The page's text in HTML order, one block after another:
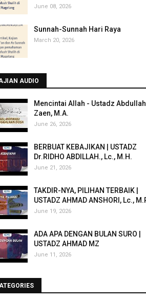
June 08, 2026
Sunnah-Sunnah Hari Raya
March 20, 2026
AUDIO
Mencintai Allah - Ustadz Abdullah
Zaen, M.A.
June 26, 2026
BERBUAT KEBAJIKAN | USTADZ
Dr.RIDHO ABDILLAH., Lc., M.H.
June 21, 2026
TAKDIR-NYA, PILIHAN TERBAIK |
USTADZ AHMAD ANSHORI, Lc.,
June 19, 2026
ADA APA DENGAN BULAN SURO |
USTADZ AHMAD MZ
June 11, 2026